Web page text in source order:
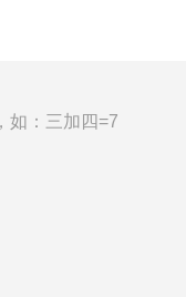
如：三加四=7